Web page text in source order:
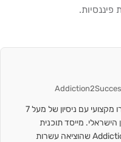
מאור גנימה הוא סוחר נוסטרו מקצועי עם ניסיון של מעל 7
מייסד תוכנית
ההכשרה של Addiction2Success שהוציאה עשרות